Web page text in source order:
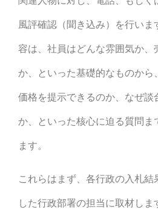
風評確認（聞き込み）を行いま
容は、社員はどんな雰囲気か、
か、といった基礎的なものから
価格を提示できるのか、なぜ談
か、といった核心に迫る質問ま
ます。
これらはまず、各行政の入札結
した行政部署の担当に取材し